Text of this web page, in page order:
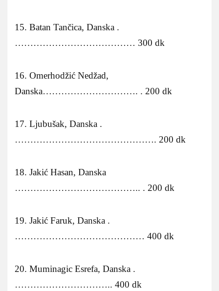
15. Batan Tančica, Danska .
………………………………… 300 dk
16. Omerhodžić Nedžad,
Danska…………………………. . 200 dk
17. Ljubušak, Danska .
………………………………………. 200 dk
18. Jakić Hasan, Danska
………………………………….. . 200 dk
19. Jakić Faruk, Danska .
…………………………………… 400 dk
20. Muminagic Esrefa, Danska .
………………………….. 400 dk